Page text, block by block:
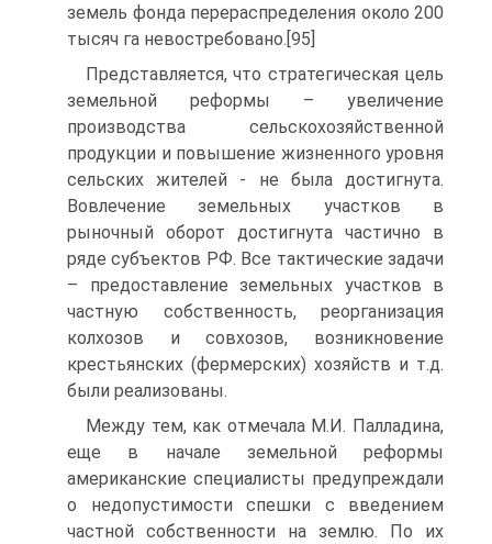
земель фонда перераспределения около 200
тысяч га невостребовано.[95]
Представляется, что стратегическая цель
земельной реформы – увеличение
производства сельскохозяйственной
продукции и повышение жизненного уровня
сельских жителей - не была достигнута.
Вовлечение земельных участков в
рыночный оборот достигнута частично в
ряде субъектов РФ. Все тактические задачи
– предоставление земельных участков в
частную собственность, реорганизация
колхозов и совхозов, возникновение
крестьянских (фермерских) хозяйств и т.д.
были реализованы.
Между тем, как отмечала М.И. Палладина,
еще в начале земельной реформы
американские специалисты предупреждали
о недопустимости спешки с введением
частной собственности на землю. По их